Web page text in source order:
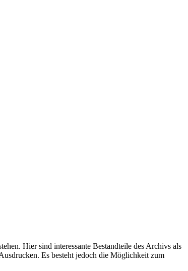
Hier sind interessante Bestandteile des Archivs als
Es besteht jedoch die Möglichkeit zum